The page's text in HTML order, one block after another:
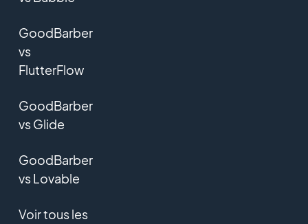
GoodBarber
vs
FlutterFlow
GoodBarber
vs Glide
GoodBarber
vs Lovable
Voir tous les